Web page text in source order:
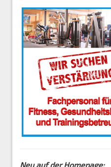
Neu auf der Homepage: